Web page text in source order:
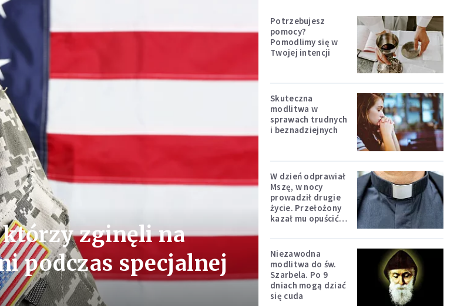
którzy zginęli na
podczas specjalnej
Potrzebujesz
pomocy?
Pomodlimy się w
Twojej intencji
Skuteczna
modlitwa w
sprawach trudnych
i beznadziejnych
W dzień odprawiał
Mszę, w nocy
prowadził drugie
życie. Przełożony
kazał mu opuścić
Niezawodna
modlitwa do św.
Szarbela. Po 9
dniach mogą dziać
się cuda